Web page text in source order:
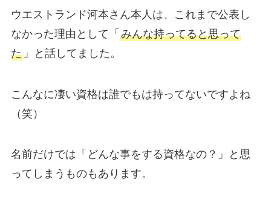
ウエストランド河本さん本人は、これまで公表し
なかった理由として「 みんな持ってると思って
た」と話してました。
こんなに凄い資格は誰でもは持ってないですよね
（笑）
名前だけでは「どんな事をする資格なの？」と思
ってしまうものもあります。